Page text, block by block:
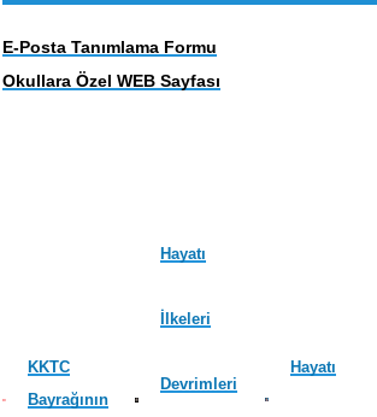
E-Posta Tanımlama Formu
Okullara Özel WEB Sayfası
KKTC
Bayrağının
Hayatı
İlkeleri
Devrimleri
Hayatı